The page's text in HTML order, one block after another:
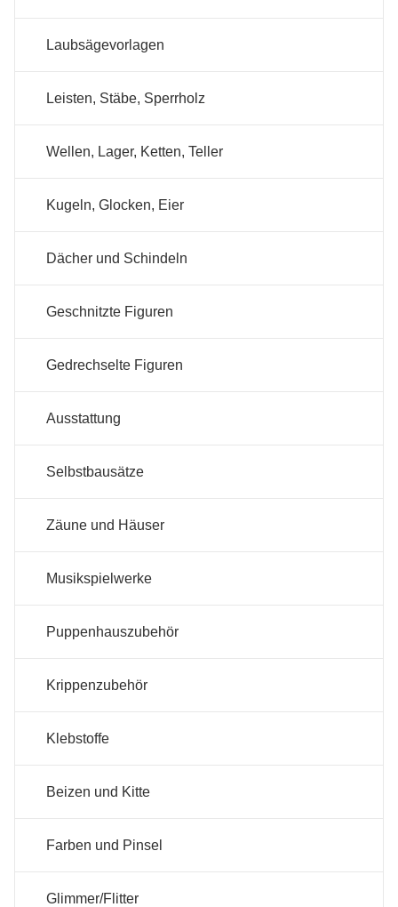
Laubsägevorlagen
Leisten, Stäbe, Sperrholz
Wellen, Lager, Ketten, Teller
Kugeln, Glocken, Eier
Dächer und Schindeln
Geschnitzte Figuren
Gedrechselte Figuren
Ausstattung
Selbstbausätze
Zäune und Häuser
Musikspielwerke
Puppenhauszubehör
Krippenzubehör
Klebstoffe
Beizen und Kitte
Farben und Pinsel
Glimmer/Flitter